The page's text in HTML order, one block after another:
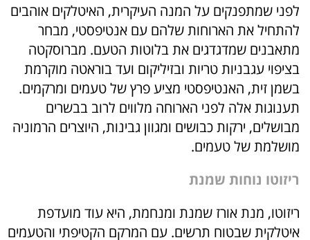
לפני שמתפנקים על המנה העיקרית, האיטלקים אוהבים
להתחיל את הארוחות שלהם עם אנטיפסטי, מבחר
מתאבנים שמדגדגים את בלוטות הטעם. מברוסקטה
בציפוי עגבניות טריות ובזיליקום ועד בוראטה מוקרמת
בשמן זית, האנטיפסטי מציע פרץ של טעמים ומרקמים.
תענוגות אלה לפני הארוחה מלווים לרוב בבשרים
מבושלים, ירקות כבושים ומגוון גבינות, היוצרים הרמוניה
מושלמת של טעמים.
ריזוטו נוחות שמנת
ריזוטו, מנת אורז שמנת ומנחמת, היא עוד מועדפת
איטלקית שבטוח תרשים. עם המרקם הקטיפתי והטעמים